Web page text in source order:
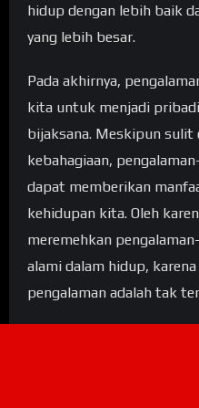
hidup dengan lebih baik
yang lebih besar.
Pada akhirnya,
kita untuk menjadi
bijaksana. Meskipun sulit
kebahagiaan,
dapat memberikan
kehidupan kita. Oleh
meremehkan
alami dalam hidup,
pengalaman adalah tak